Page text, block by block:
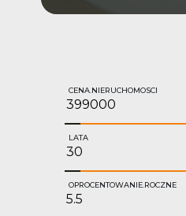
CENA.NIERUCHOMOSCI
LATA
OPROCENTOWANIE.ROCZNE